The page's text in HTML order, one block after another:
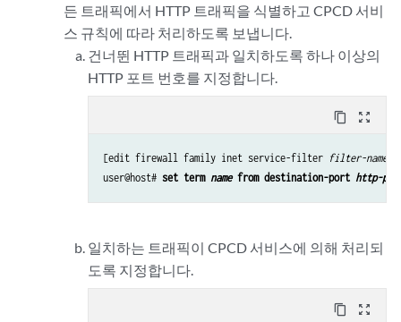
든 트래픽에서 HTTP 트래픽을 식별하고 CPCD 서비
스 규칙에 따라 처리하도록 보냅니다.
건너뛴 HTTP 트래픽과 일치하도록 하나 이상의
HTTP 포트 번호를 지정합니다.
content_copy zoom_out_map
[edit firewall family inet service-filter filter-name
user@host# set term name from destination-port http-
일치하는 트래픽이 CPCD 서비스에 의해 처리되
도록 지정합니다.
content_copy zoom_out_map